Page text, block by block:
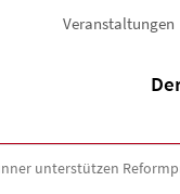
Veranstaltungen
unterstützen